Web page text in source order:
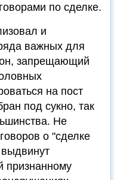
по сделке.
и
важных для
запрещающий
на пост
под сукно, так
Не
о "сделке
выдвинут
признанному